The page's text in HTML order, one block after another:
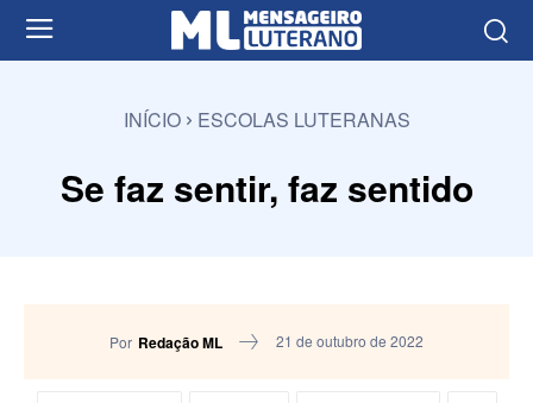
INÍCIO ESCOLAS LUTERANAS
Se faz sentir, faz sentido
Por Redação ML 21 de outubro de 2022